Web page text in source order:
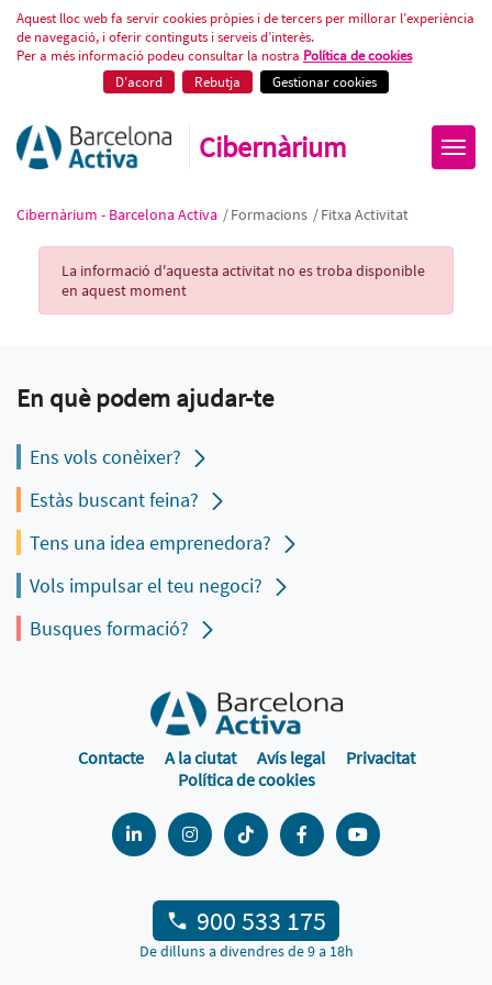
Fitxa Activitat
Aquest lloc web fa servir cookies pròpies i de tercers per millorar l’experiència
de navegació, i oferir continguts i serveis d’interès.
Per a més informació podeu consultar la nostra Política de cookies
D'acord
Rebutja Gestionar cookies
Cibernàrium
Cibernàrium - Barcelona Activa /Formacions /Fitxa Activitat
Activity Record
La informació d'aquesta activitat no es troba disponible
en aquest moment
En què podem ajudar-te
Ens vols conèixer?
Estàs buscant feina?
Tens una idea emprenedora?
Vols impulsar el teu negoci?
Busques formació?
Contacte A la ciutat Avís legal
Privacitat
Política de cookies
900 533 175
De dilluns a divendres de 9 a 18h